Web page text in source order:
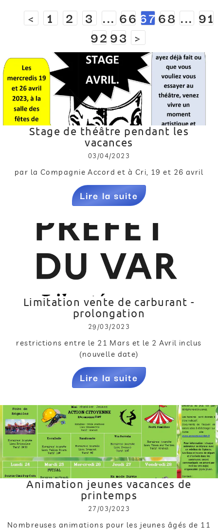
< 1 2 3 ... 66 6768 ... 91
92 93 >
Stage de théâtre pendant les
vacances
03/04/2023
par la Compagnie Accord et à Cri, 19 et 26 avril
Lire la suite
Limitation vente de carburant -
prolongation
29/03/2023
restrictions entre le 21 Mars et le 2 Avril inclus
(nouvelle date)
Lire la suite
Animation jeunes vacances de
printemps
27/03/2023
Nombreuses animations pour les jeunes âgés de 11